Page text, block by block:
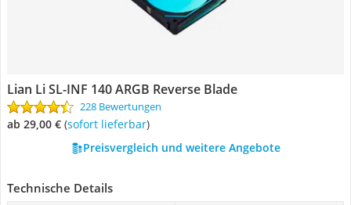
Lian Li SL-INF 140 ARGB Reverse Blade
228 Bewertungen
ab 29,00 € ( Sofort lieferbar)
Preisvergleich und weitere Angebote
Technische Details